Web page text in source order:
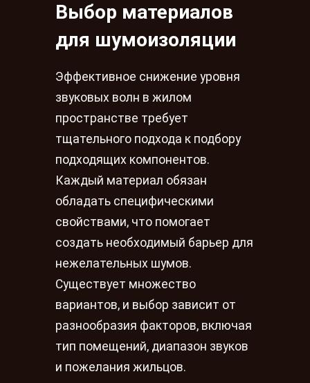
Выбор материалов
для шумоизоляции
Эффективное снижение уровня
звуковых волн в жилом
пространстве требует
тщательного подхода к подбору
подходящих компонентов.
Каждый материал обязан
обладать специфическими
свойствами, что помогает
создать необходимый барьер для
нежелательных шумов.
Существует множество
вариантов, и выбор зависит от
разнообразия факторов, включая
тип помещений, диапазон звуков
и пожелания жильцов.